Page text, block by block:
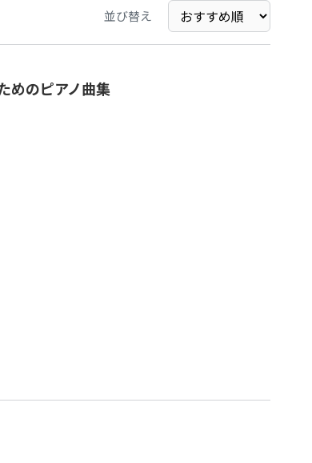
並び替え
めのピアノ曲集